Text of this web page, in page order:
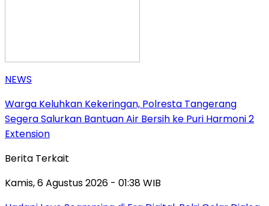
NEWS
Warga Keluhkan Kekeringan, Polresta Tangerang
Segera Salurkan Bantuan Air Bersih ke Puri Harmoni 2
Extension
Berita Terkait
Kamis, 6 Agustus 2026 - 01:38 WIB